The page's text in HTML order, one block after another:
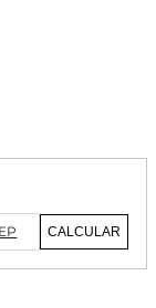
CALCULAR